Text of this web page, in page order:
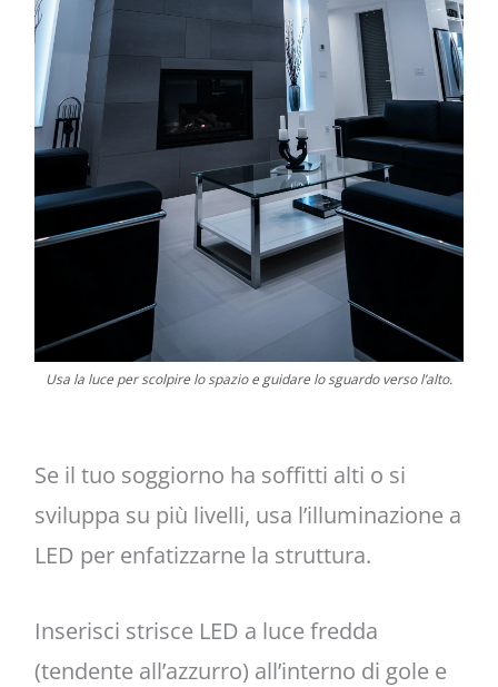
Usa la luce per scolpire lo spazio e guidare lo sguardo verso l’alto.
Se il tuo soggiorno ha soffitti alti o si
sviluppa su più livelli, usa l’illuminazione a
LED per enfatizzarne la struttura.
Inserisci strisce LED a luce fredda
(tendente all’azzurro) all’interno di gole e